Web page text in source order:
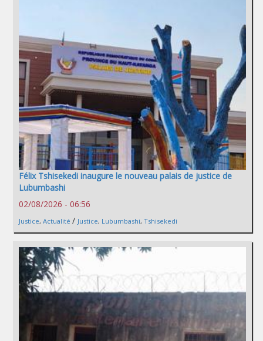
Félix Tshisekedi inaugure le nouveau palais de justice de
Lubumbashi
02/08/2026 - 06:56
Justice, Actualité / Justice, Lubumbashi, Tshisekedi